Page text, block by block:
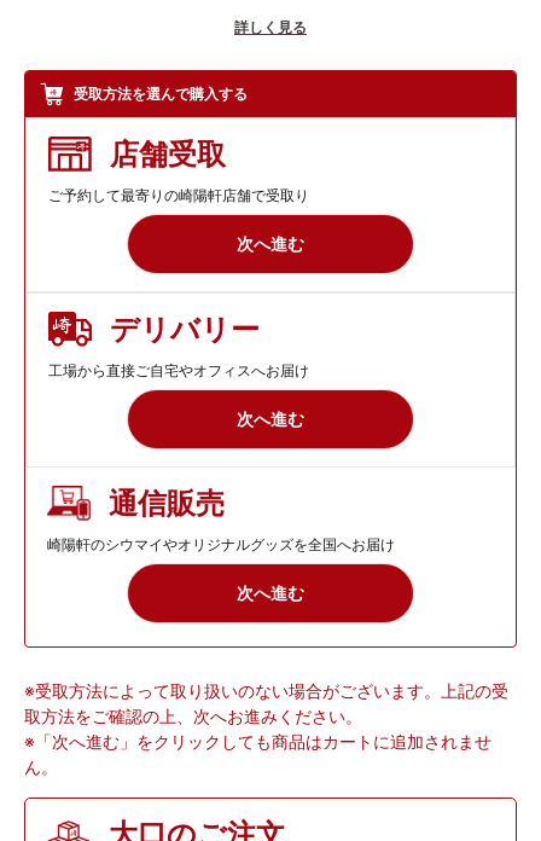
オル」で、ふんわりと使い心地が良いタオルです。
抗菌防臭加工（SEKマーク(青)）付きで、汗や汚れを栄養源とす
る細菌の増殖を抑制することで防臭効果を示し、タオルの嫌な臭
いを防いでくれます。
ひょうちゃんハンドタオルは、ひょうちゃんのシルエット模様に
ひょうちゃん刺繍入りのブルーのハンドタオルです。
汗を拭いたり手を拭いたりと様々な用途に使えるハンドタオルは
室内でも外出先でも大活躍。カラフルなハンドタオルが暮らしを
明るく彩ります。
※在庫状況により販売を終了することがございます。ご了承くだ
その他の抗菌防臭加工ハンドタオル（今治タオル）
「 シウマイハンドタオル」
「シウマイ弁当ハンドタオル」
詳しく見る
受取方法を選んで購入する
店舗受取
ご予約して最寄りの崎陽軒店舗で受取り
次へ進む
デリバリー
工場から直接ご自宅やオフィスへお届け
次へ進む
通信販売
崎陽軒のシウマイやオリジナルグッズを全国へお届け
次へ進む
※受取方法によって取り扱いのない場合がございます。上記の受
取方法をご確認の上、次へお進みください。
※「次へ進む」をクリックしても商品はカートに追加されませ
ん。